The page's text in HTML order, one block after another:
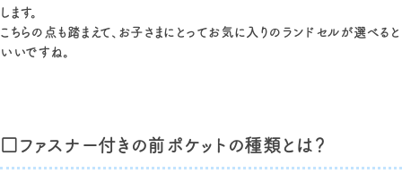
します。
こちらの点も踏まえて、お子さまにとってお気に入りのランドセルが選べると
いいですね。
□ファスナー付きの前ポケットの種類とは？